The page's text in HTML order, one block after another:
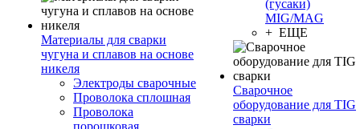
Материалы для сварки
чугуна и сплавов на основе
никеля
Электроды сварочные
Проволока сплошная
Проволока
порошковая
(гусаки)
MIG/MAG
+ ЕЩЕ
Сварочное
оборудование для TIG
сварки